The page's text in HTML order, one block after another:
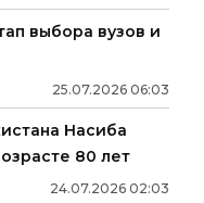
выбора вузов и
25.07.2026 06:03
Насиба
80 лет
24.07.2026 02:03